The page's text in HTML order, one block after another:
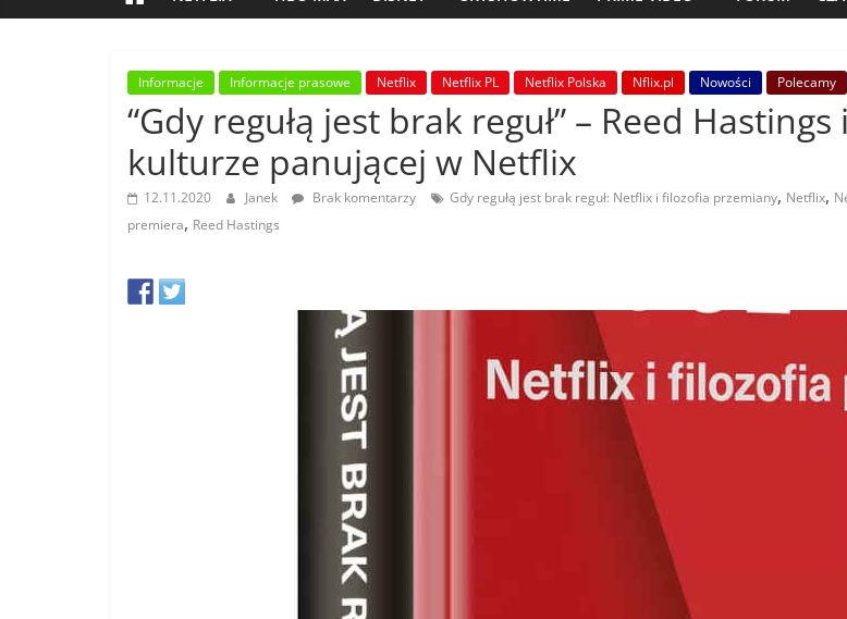
Informacje Informacje prasowe Netflix Netflix PL Netflix Polska Nflix.pl Nowości Polecamy
“Gdy regułą jest brak reguł” – Reed
kulturze panującej w Netflix
12.11.2020 Janek Brak komentarzy Gdy regułą jest brak reguł: Netflix i filozofia przemiany, Netflix,
premiera, Reed Hastings